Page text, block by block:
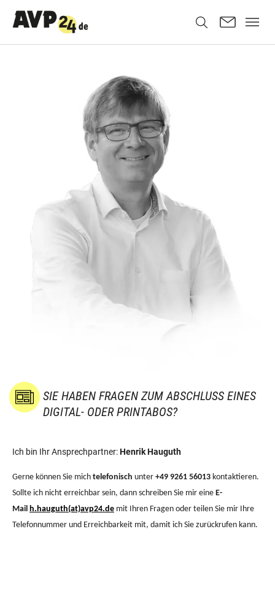
SIE HABEN FRAGEN ZUM ABSCHLUSS EINES
DIGITAL- ODER PRINTABOS?
Ich bin Ihr Ansprechpartner:Henrik Hauguth
Gerne können Sie mich telefonisch unter +49 9261 56013 kontaktieren.
Sollte ich nicht erreichbar sein, dann schreiben Sie mir eine E-
Mail h.hauguth(at)avp24.de mit Ihren Fragen oder teilen Sie mir Ihre
Telefonnummer und Erreichbarkeit mit, damit ich Sie zurückrufen kann.